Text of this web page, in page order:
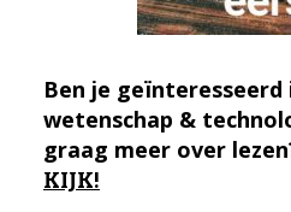
Ben je geïnteresseerd
wetenschap &
graag meer over
KIJK!